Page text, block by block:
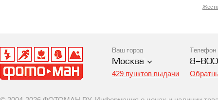
Ваш город
Москва
429 пунктов выдачи
Телефон
8-